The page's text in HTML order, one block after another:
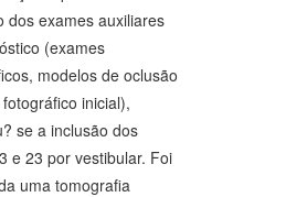
dos exames auxiliares
(exames
modelos de oclusão
inicial),
se a inclusão dos
e 23 por vestibular. Foi
uma tomografia